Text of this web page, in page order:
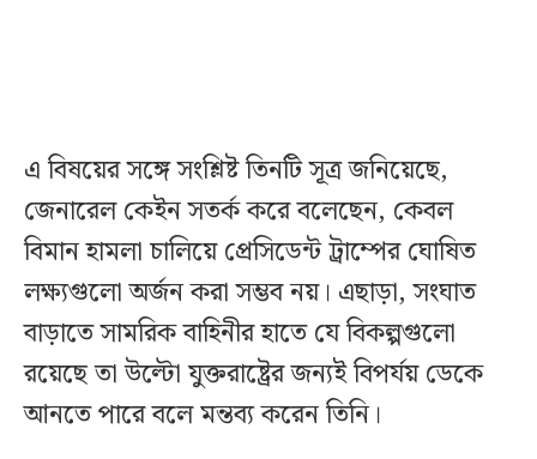
এ বিষয়ের সঙ্গে সংশ্লিষ্ট তিনটি সূত্র জনিয়েছে,
জেনারেল কেইন সতর্ক করে বলেছেন, কেবল
বিমান হামলা চালিয়ে প্রেসিডেন্ট ট্রাম্পের ঘোষিত
লক্ষ্যগুলো অর্জন করা সম্ভব নয়। এছাড়া, সংঘাত
বাড়াতে সামরিক বাহিনীর হাতে যে বিকল্পগুলো
রয়েছে তা উল্টো যুক্তরাষ্ট্রের জন্যই বিপর্যয় ডেকে
আনতে পারে বলে মন্তব্য করেন তিনি।